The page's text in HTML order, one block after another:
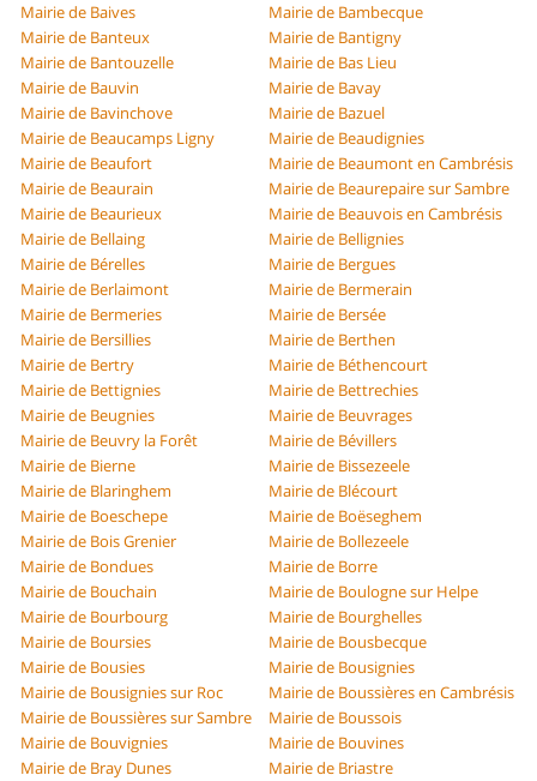
Mairie de Baives
Mairie de Bambecque
Mairie de Banteux
Mairie de Bantigny
Mairie de Bantouzelle
Mairie de Bas Lieu
Mairie de Bauvin
Mairie de Bavay
Mairie de Bavinchove
Mairie de Bazuel
Mairie de Beaucamps Ligny
Mairie de Beaudignies
Mairie de Beaufort
Mairie de Beaumont en Cambrésis
Mairie de Beaurain
Mairie de Beaurepaire sur Sambre
Mairie de Beaurieux
Mairie de Beauvois en Cambrésis
Mairie de Bellaing
Mairie de Bellignies
Mairie de Bérelles
Mairie de Bergues
Mairie de Berlaimont
Mairie de Bermerain
Mairie de Bermeries
Mairie de Bersée
Mairie de Bersillies
Mairie de Berthen
Mairie de Bertry
Mairie de Béthencourt
Mairie de Bettignies
Mairie de Bettrechies
Mairie de Beugnies
Mairie de Beuvrages
Mairie de Beuvry la Forêt
Mairie de Bévillers
Mairie de Bierne
Mairie de Bissezeele
Mairie de Blaringhem
Mairie de Blécourt
Mairie de Boeschepe
Mairie de Boëseghem
Mairie de Bois Grenier
Mairie de Bollezeele
Mairie de Bondues
Mairie de Borre
Mairie de Bouchain
Mairie de Boulogne sur Helpe
Mairie de Bourbourg
Mairie de Bourghelles
Mairie de Boursies
Mairie de Bousbecque
Mairie de Bousies
Mairie de Bousignies
Mairie de Bousignies sur Roc
Mairie de Boussières en Cambrésis
Mairie de Boussières sur Sambre
Mairie de Boussois
Mairie de Bouvignies
Mairie de Bouvines
Mairie de Bray Dunes
Mairie de Briastre